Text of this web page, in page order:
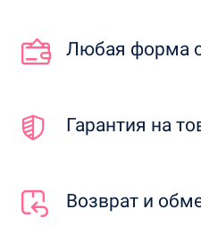
Любая форма
Гарантия на
Возврат и